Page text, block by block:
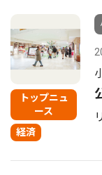
トップニュ
ース
経済